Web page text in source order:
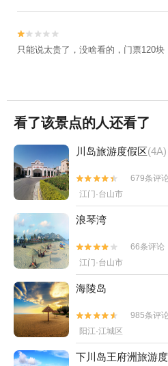


只能说太贵了，没啥看的，门票120
看了该景点的人还看了
川岛旅游度假区(4A)


679条评论
江门·台山市
浪琴湾


66条评论
江门·台山市
海陵岛


985条评论
阳江·江城区
下川岛王府洲旅游